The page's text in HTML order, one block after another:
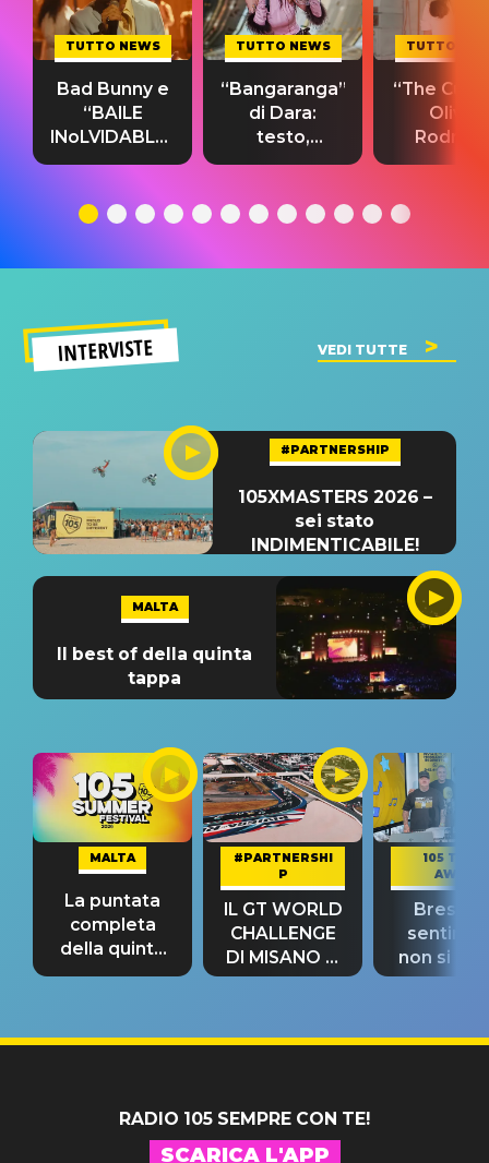
TUTTO NEWS
Bad Bunny e
“BAILE
INoLVIDABLE”:
testo,
significato
TUTTO NEWS
“Bangaranga”
di Dara:
testo,
traduzione e
del singolo
TUTTO
“The
Olivia
testo,
INTERVISTE VEDI TUTTE
#PARTNERSHIP
105XMASTERS 2026 –
sei stato
INDIMENTICABILE!
MALTA
Il best of della quinta
tappa
MALTA
La puntata
completa
della quinta
tappa
#PARTNERSHI
P
IL GT WORLD
CHALLENGE
DI MISANO si
riconferma
105 TAKE
AWAY
Bresh:
non si
fino alla
RADIO 105 SEMPRE CON TE!
SCARICA L'APP